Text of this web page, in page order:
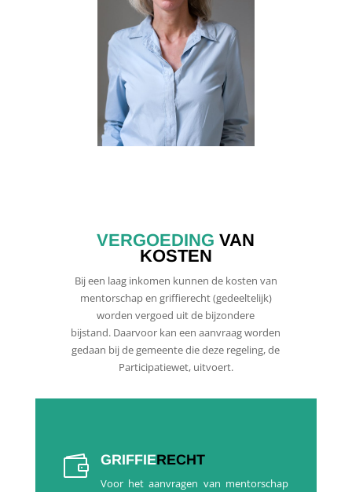
VERGOEDING VAN
KOSTEN
Bij een laag inkomen kunnen de kosten van
mentorschap en griffierecht (gedeeltelijk)
worden vergoed uit de bijzondere
bijstand. Daarvoor kan een aanvraag worden
gedaan bij de gemeente die deze regeling, de
Participatiewet, uitvoert.
 GRIFFIERECHT
Voor het aanvragen van mentorschap